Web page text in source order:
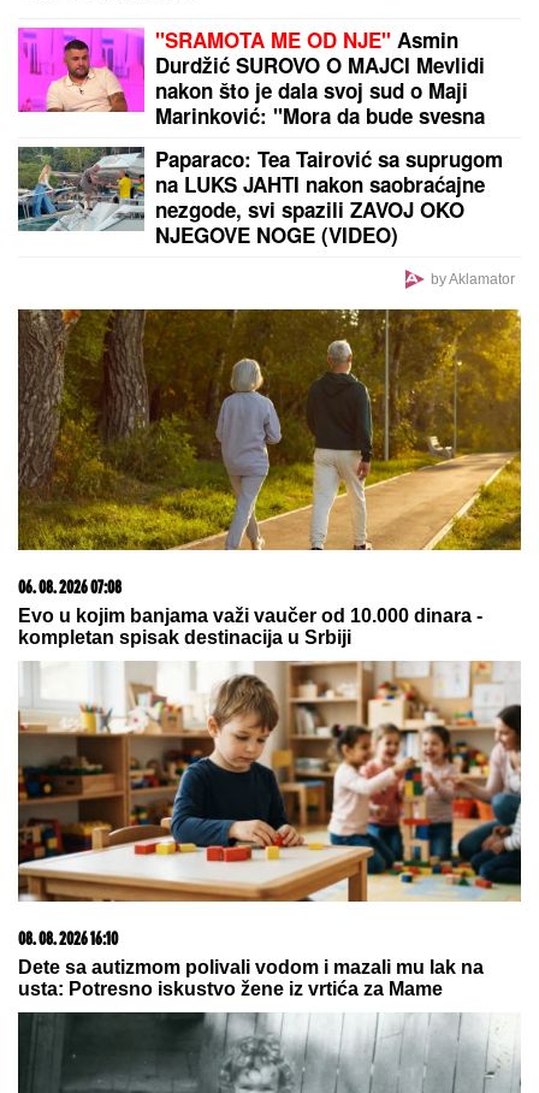
Paparaco: Tea Tairović sa suprugom na LUKS JAHTI
nakon saobraćajne nezgode, svi spazili ZAVOJ OKO
NJEGOVE NOGE (VIDEO)
"ŽIVOT KOJI ČUVAM VIŠE OD SVOG"
Barović se oglasila posebnim razlogom, emocije je
savladale: "Prošlo je 10 godina"
CECA STIGLA U CRNU GORU! Ušik
izdanju došla na aerodrom, sačekao
je crni kombi: "U papučama sam,
skršiću se" (VIDEO)
raznežila mnoge, društvo joj pravi
Vlade - Nestvarni prizori ostavljaju
bez daha: "Povratak korenima"